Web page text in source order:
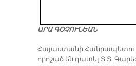
ԱՐԱ ԳՕՉՈՒՆԵԱՆ
​Հայաստանի
որոշած են դատել Տ.Տ.